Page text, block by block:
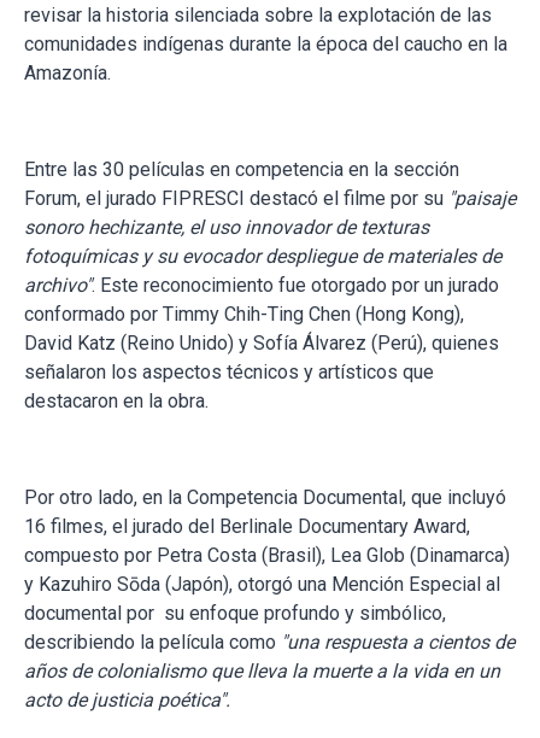
revisar la historia silenciada sobre la explotación de las
comunidades indígenas durante la época del caucho en la
Amazonía.
Entre las 30 películas en competencia en la sección
Forum, el jurado FIPRESCI destacó el filme por su "paisaje
sonoro hechizante, el uso innovador de texturas
fotoquímicas y su evocador despliegue de materiales de
archivo". Este reconocimiento fue otorgado por un jurado
conformado por Timmy Chih-Ting Chen (Hong Kong),
David Katz (Reino Unido) y Sofía Álvarez (Perú), quienes
señalaron los aspectos técnicos y artísticos que
destacaron en la obra.
Por otro lado, en la Competencia Documental, que incluyó
16 filmes, el jurado del Berlinale Documentary Award,
compuesto por Petra Costa (Brasil), Lea Glob (Dinamarca)
y Kazuhiro Sōda (Japón), otorgó una Mención Especial al
documental por su enfoque profundo y simbólico,
describiendo la película como "una respuesta a cientos de
años de colonialismo que lleva la muerte a la vida en un
acto de justicia poética".